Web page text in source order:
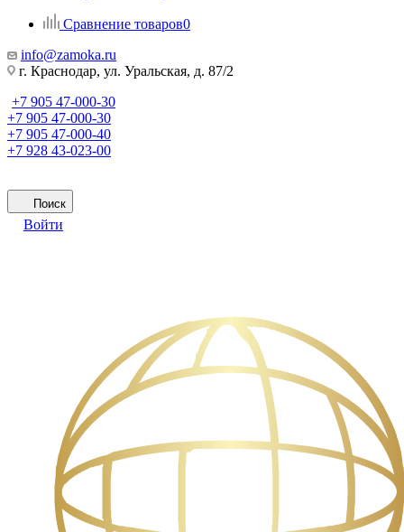
Сравнение товаров0
info@zamoka.ru
г. Краснодар, ул. Уральская, д. 87/2
+7 905 47-000-30
+7 905 47-000-30
+7 905 47-000-40
+7 928 43-023-00
Поиск
Войти